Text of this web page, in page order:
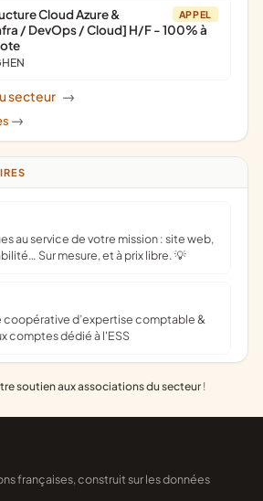
APPEL
Cloud Azure &
/ DevOps / Cloud] H/F - 100% à
secteur ->
->
Sur mesure, et à prix libre. 💡
comptes dédié à l'ESS
soutien aux associations du secteur !